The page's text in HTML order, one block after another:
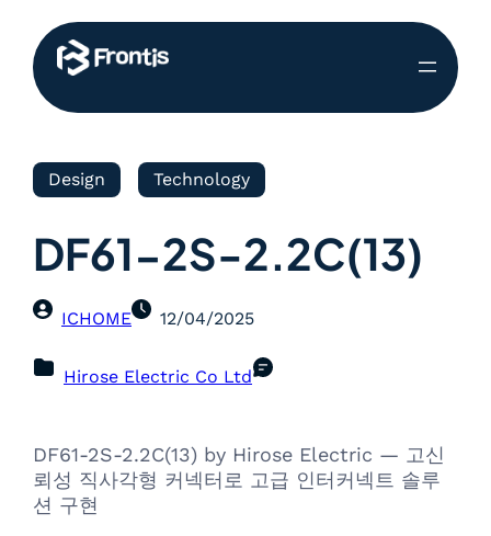
Design Technology
DF61-2S-2.2C(13)
ICHOME 12/04/2025
Hirose Electric Co Ltd
DF61-2S-2.2C(13) by Hirose Electric — 고신
뢰성 직사각형 커넥터로 고급 인터커넥트 솔루
션 구현